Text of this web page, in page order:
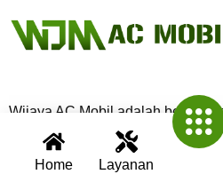
Home Layanan
Wijaya AC Mobil adalah bengkel
telah berpengalaman lebih dari
memberikan layanan terbaik